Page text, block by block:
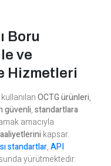
Boru
ve
Hizmetleri
kullanılanOCTG ürünleri,
güvenli,standartlara
amacıyla
kapsar.
standartlar,API
yürütmektedir.